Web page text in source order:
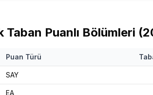
Taban Puanlı Bölümleri (
Puan Türü
SAY
EA